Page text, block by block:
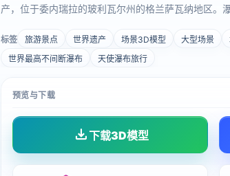
产，位于委内瑞拉的玻利瓦尔州的格兰萨瓦纳地区。
池。是委内瑞拉的自然奇观。
标签 旅游景点 世界遗产 场景3D模型 大型场景
世界最高不间断瀑布
天使瀑布旅行
预览与下载
下载3D模型